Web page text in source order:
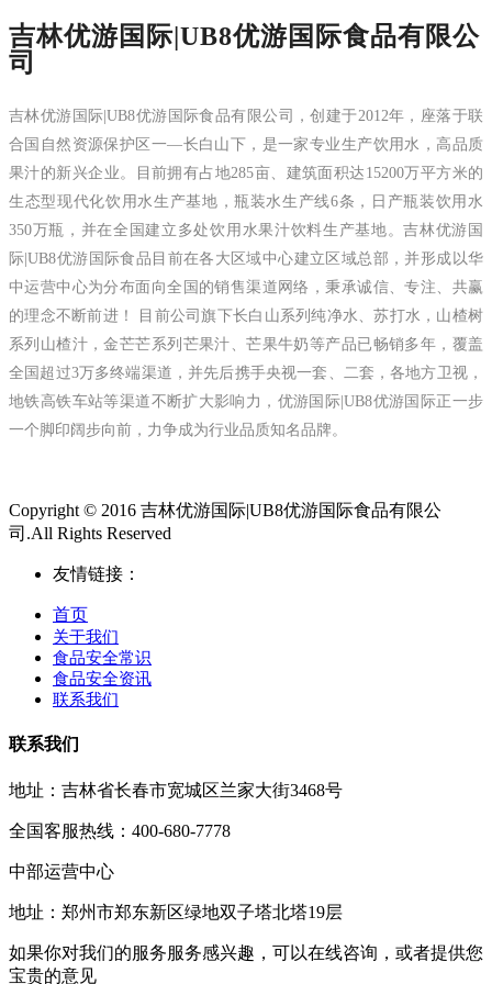
吉林优游国际|UB8优游国际食品有限公
司
吉林优游国际|UB8优游国际食品有限公司，创建于2012年，座落于联
合国自然资源保护区一—长白山下，是一家专业生产饮用水，高品质
果汁的新兴企业。目前拥有占地285亩、建筑面积达15200万平方米的
生态型现代化饮用水生产基地，瓶装水生产线6条，日产瓶装饮用水
350万瓶，并在全国建立多处饮用水果汁饮料生产基地。吉林优游国
际|UB8优游国际食品目前在各大区域中心建立区域总部，并形成以华
中运营中心为分布面向全国的销售渠道网络，秉承诚信、专注、共赢
的理念不断前进！ 目前公司旗下长白山系列纯净水、苏打水，山楂树
系列山楂汁，金芒芒系列芒果汁、芒果牛奶等产品已畅销多年，覆盖
全国超过3万多终端渠道，并先后携手央视一套、二套，各地方卫视，
地铁高铁车站等渠道不断扩大影响力，优游国际|UB8优游国际正一步
一个脚印阔步向前，力争成为行业品质知名品牌。
Copyright © 2016 吉林优游国际|UB8优游国际食品有限公
司.All Rights Reserved
友情链接：
首页
关于我们
食品安全常识
食品安全资讯
联系我们
联系我们
地址：吉林省长春市宽城区兰家大街3468号
全国客服热线：400-680-7778
中部运营中心
地址：郑州市郑东新区绿地双子塔北塔19层
如果你对我们的服务服务感兴趣，可以在线咨询，或者提供您
宝贵的意见